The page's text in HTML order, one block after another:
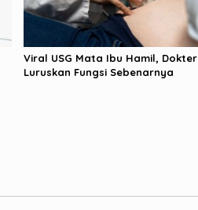
Viral USG Mata Ibu Hamil, Dokter
Luruskan Fungsi Sebenarnya